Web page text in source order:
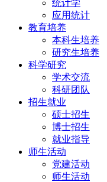
统计学
应用统计
教育培养
本科生培养
研究生培养
科学研究
学术交流
科研团队
招生就业
硕士招生
博士招生
就业指导
师生活动
党建活动
师生活动